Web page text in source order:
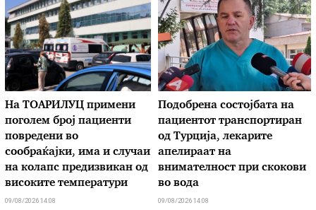
На ТОАРИЛУЦ примени
поголем број пациенти
повредени во
сообраќајки, има и случаи
на колапс предизвикан од
високите температури
09/08/2026 14:08
Подобрена состојбата на
пациентот транспортиран
од Турција, лекарите
апелираат на
внимателност при скокови
во вода
09/08/2026 14:08